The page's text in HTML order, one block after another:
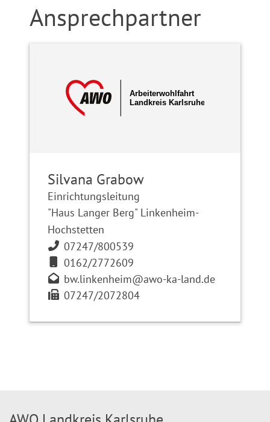
Ansprechpartner
Silvana Grabow
Einrichtungsleitung
"Haus Langer Berg" Linkenheim-
Hochstetten
07247/800539
0162/2772609
bw.linkenheim@awo-ka-land.de
07247/2072804